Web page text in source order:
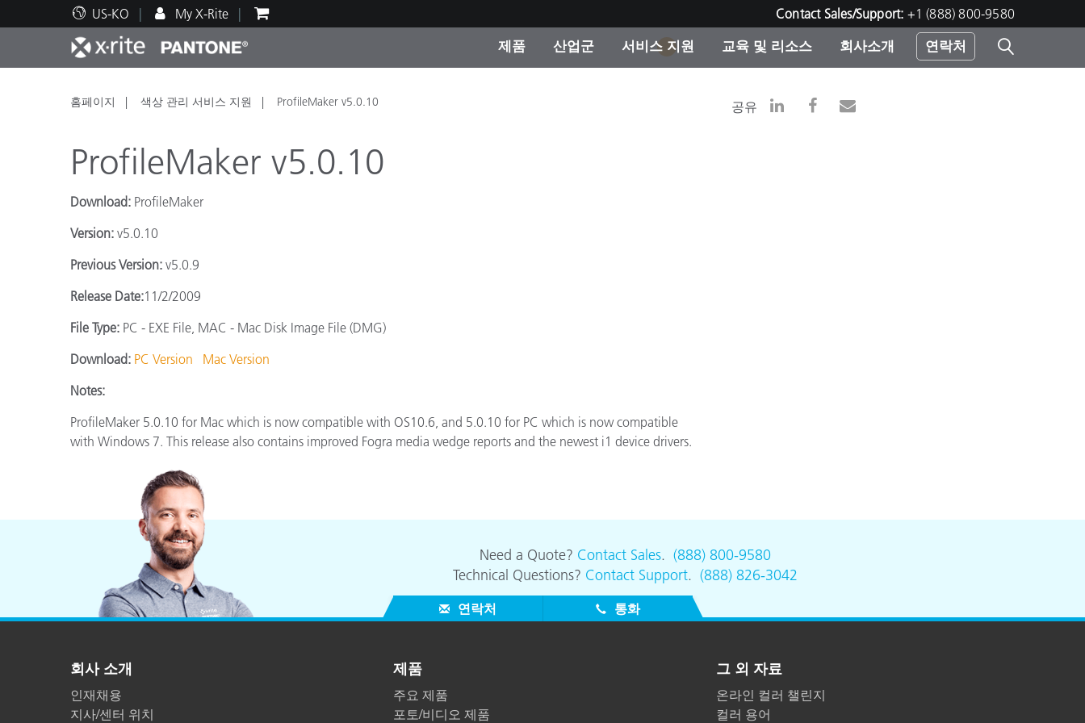
US-KO My X-Rite Contact Sales/Support: +1 (888) 800-9580
제품
주요 제품 제품 카테고리
산업군
인쇄 및 패키징
자동차
플라스틱
페인트 및 코팅
OEM 디스플레이 및 프린터
내구재
서비스 지원
기술 지원 서비스 및 유지보수
교육 및 리소스
교육 리소스 교육
회사소개 연락처
1
홈페이지 색상 관리 서비스 지원 ProfileMaker v5.0.10 공유
ProfileMaker v5.0.10
Download: ProfileMaker
Version: v5.0.10
Previous Version: v5.0.9
Release Date:11/2/2009
File Type: PC - EXE File, MAC - Mac Disk Image File (DMG)
Download: PC Version
Mac Version
Notes:
ProfileMaker 5.0.10 for Mac which is now compatible with OS10.6, and 5.0.10 for PC which is now compatible
with Windows 7. This release also contains improved Fogra media wedge reports and the newest i1 device drivers.
Need a Quote? Contact Sales. (888) 800-9580
Technical Questions? Contact Support. (888) 826-3042
연락처 통화
회사 소개
인재채용
지사/센터 위치
제품
주요 제품
포토/비디오 제품
그 외 자료
온라인 컬러 챌린지
컬러 용어